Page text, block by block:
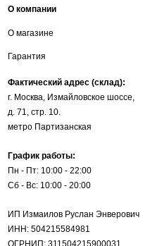
О компании
О магазине
Гарантия
Фактический адрес (склад):
г. Москва, Измайловское шоссе,
д. 71, стр. 10.
метро Партизанская
График работы:
Пн - Пт: 10:00 - 22:00
Сб - Вс: 10:00 - 20:00
ИП Измаилов Руслан Энверович
ИНН: 504215584981
ОГРНИП: 311504215900031